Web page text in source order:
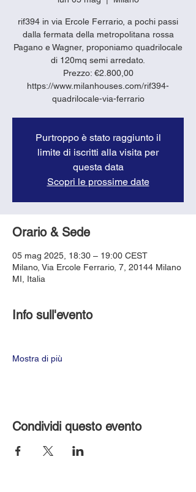
rif394 in via Ercole Ferrario, a pochi passi
dalla fermata della metropolitana rossa
Pagano e Wagner, proponiamo quadrilocale
di 120mq semi arredato.
Prezzo: €2.800,00
https://www.milanhouses.com/rif394-
quadrilocale-via-ferrario
Purtroppo è stato raggiunto il
limite di iscritti alla visita per
questa data
Scopri le prossime date
Orario & Sede
05 mag 2025, 18:30 – 19:00 CEST
Milano, Via Ercole Ferrario, 7, 20144 Milano
MI, Italia
Info sull'evento
Mostra di più
Condividi questo evento